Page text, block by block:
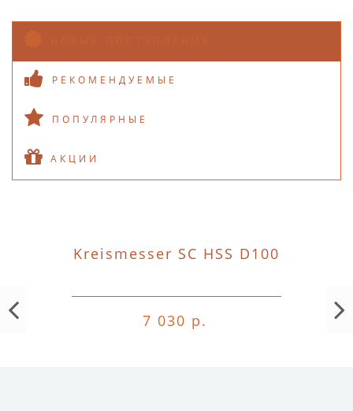
РЕКОМЕНДУЕМЫЕ
ПОПУЛЯРНЫЕ
АКЦИИ
Kreismesser SC HSS D100
7 030 р.